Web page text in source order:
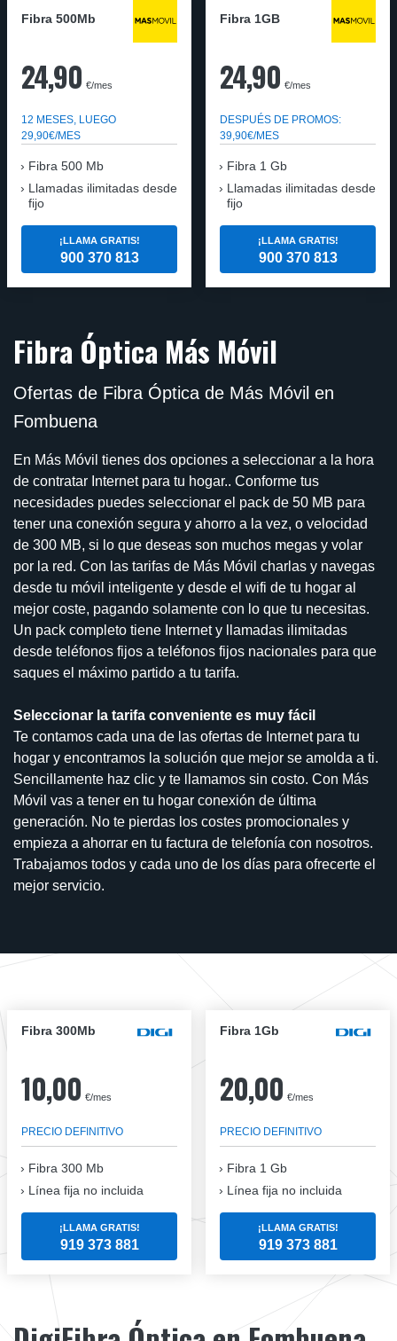
Fibra 500Mb
24,90 €/mes
12 MESES, LUEGO
29,90€/MES
Fibra 500 Mb
Llamadas ilimitadas desde
fijo
¡LLAMA GRATIS!
900 370 813
Fibra 1GB
24,90 €/mes
DESPUÉS DE PROMOS:
39,90€/MES
Fibra 1 Gb
Llamadas ilimitadas desde
fijo
¡LLAMA GRATIS!
900 370 813
Fibra Óptica Más Móvil
Ofertas de Fibra Óptica de Más Móvil en
Fombuena
En Más Móvil tienes dos opciones a seleccionar a la hora
de contratar Internet para tu hogar.. Conforme tus
necesidades puedes seleccionar el pack de 50 MB para
tener una conexión segura y ahorro a la vez, o velocidad
de 300 MB, si lo que deseas son muchos megas y volar
por la red. Con las tarifas de Más Móvil charlas y navegas
desde tu móvil inteligente y desde el wifi de tu hogar al
mejor coste, pagando solamente con lo que tu necesitas.
Un pack completo tiene Internet y llamadas ilimitadas
desde teléfonos fijos a teléfonos fijos nacionales para que
saques el máximo partido a tu tarifa.
Seleccionar la tarifa conveniente es muy fácil
Te contamos cada una de las ofertas de Internet para tu
hogar y encontramos la solución que mejor se amolda a ti.
Sencillamente haz clic y te llamamos sin costo. Con Más
Móvil vas a tener en tu hogar conexión de última
generación. No te pierdas los costes promocionales y
empieza a ahorrar en tu factura de telefonía con nosotros.
Trabajamos todos y cada uno de los días para ofrecerte el
mejor servicio.
Fibra 300Mb
10,00 €/mes
PRECIO DEFINITIVO
Fibra 300 Mb
Línea fija no incluida
¡LLAMA GRATIS!
919 373 881
Fibra 1Gb
20,00 €/mes
PRECIO DEFINITIVO
Fibra 1 Gb
Línea fija no incluida
¡LLAMA GRATIS!
919 373 881